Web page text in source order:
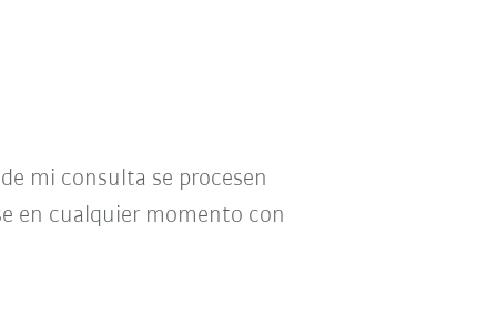
mi consulta se procesen
en cualquier momento con